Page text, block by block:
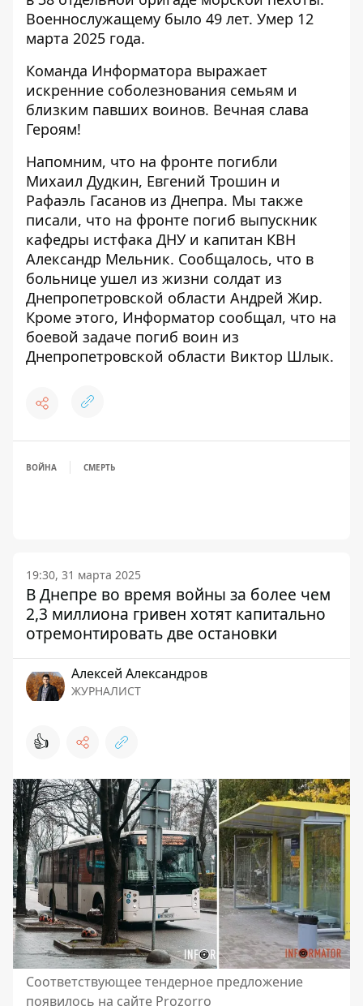
Военнослужащему было 49 лет. Умер 12
марта 2025 года.
Команда Информатора выражает
искренние соболезнования семьям и
близким павших воинов. Вечная слава
Героям!
Напомним, что на фронте погибли
Михаил Дудкин, Евгений Трошин и
Рафаэль Гасанов из Днепра. Мы также
писали, что на фронте погиб выпускник
кафедры истфака ДНУ и капитан КВН
Александр Мельник. Сообщалось, что в
больнице ушел из жизни солдат из
Днепропетровской области Андрей Жир.
Кроме этого, Информатор сообщал, что на
боевой задаче погиб воин из
Днепропетровской области Виктор Шлык.
ВОЙНА СМЕРТЬ
19:30, 31 марта 2025
В Днепре во время войны за более чем
2,3 миллиона гривен хотят капитально
отремонтировать две остановки
Алексей Александров
ЖУРНАЛИСТ
👍
Соответствующее тендерное предложение
появилось на сайте Prozorro